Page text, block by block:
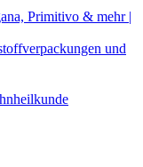
Primitivo & mehr |
und